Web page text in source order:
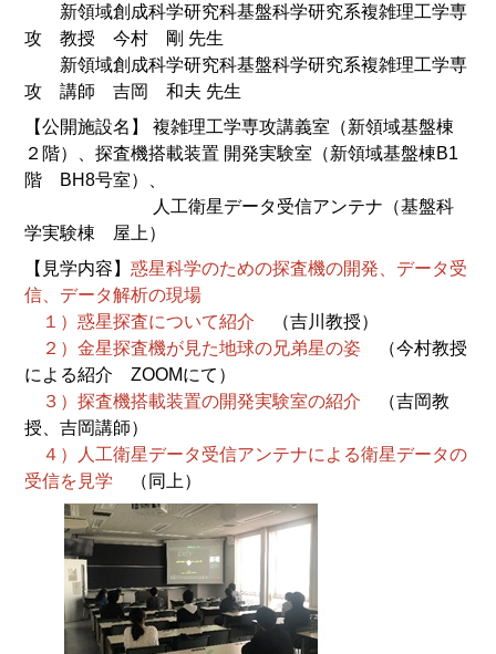
新領域創成科学研究科基盤科学研究系複雑理工学専
攻 教授 今村 剛 先生
新領域創成科学研究科基盤科学研究系複雑理工学専
攻 講師 吉岡 和夫 先生
【公開施設名】 複雑理工学専攻講義室（新領域基盤棟
２階）、探査機搭載装置 開発実験室（新領域基盤棟B1
階 BH8号室）、
人工衛星データ受信アンテナ（基盤科
学実験棟 屋上）
【見学内容】惑星科学のための探査機の開発、データ受
信、データ解析の現場
１）惑星探査について紹介 （吉川教授）
２）金星探査機が見た地球の兄弟星の姿 （今村教授
による紹介 ZOOMにて）
３）探査機搭載装置の開発実験室の紹介 （吉岡教
授、吉岡講師）
４）人工衛星データ受信アンテナによる衛星データの
受信を見学 （同上）